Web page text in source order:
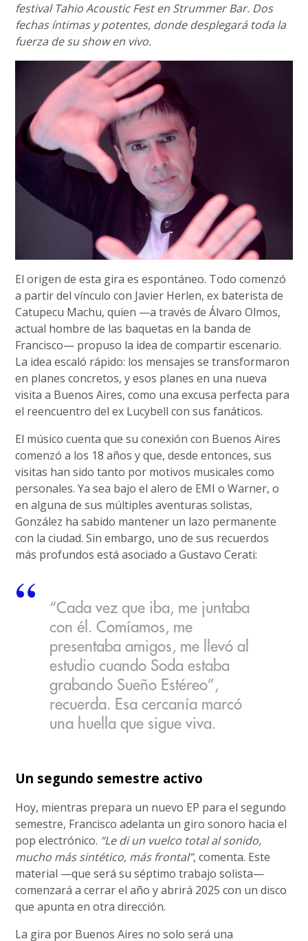
festival Tahio Acoustic Fest en Strummer Bar. Dos
fechas íntimas y potentes, donde desplegará toda la
fuerza de su show en vivo.
El origen de esta gira es espontáneo. Todo comenzó
a partir del vínculo con Javier Herlen, ex baterista de
Catupecu Machu, quien —a través de Álvaro Olmos,
actual hombre de las baquetas en la banda de
Francisco— propuso la idea de compartir escenario.
La idea escaló rápido: los mensajes se transformaron
en planes concretos, y esos planes en una nueva
visita a Buenos Aires, como una excusa perfecta para
el reencuentro del ex Lucybell con sus fanáticos.
El músico cuenta que su conexión con Buenos Aires
comenzó a los 18 años y que, desde entonces, sus
visitas han sido tanto por motivos musicales como
personales. Ya sea bajo el alero de EMI o Warner, o
en alguna de sus múltiples aventuras solistas,
González ha sabido mantener un lazo permanente
con la ciudad. Sin embargo, uno de sus recuerdos
más profundos está asociado a Gustavo Cerati:
“Cada vez que iba, me juntaba
con él. Comíamos, me
presentaba amigos, me llevó al
estudio cuando Soda estaba
grabando Sueño Estéreo”,
recuerda. Esa cercanía marcó
una huella que sigue viva.
Un segundo semestre activo
Hoy, mientras prepara un nuevo EP para el segundo
semestre, Francisco adelanta un giro sonoro hacia el
pop electrónico. “Le di un vuelco total al sonido,
mucho más sintético, más frontal”, comenta. Este
material —que será su séptimo trabajo solista—
comenzará a cerrar el año y abrirá 2025 con un disco
que apunta en otra dirección.
La gira por Buenos Aires no solo será una